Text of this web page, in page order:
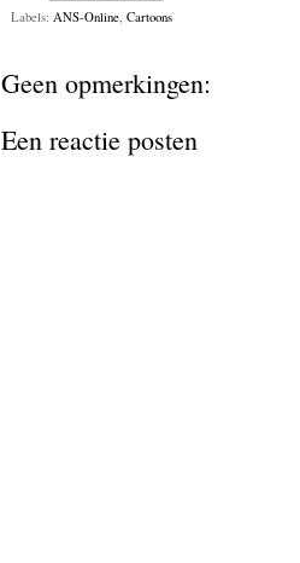
Labels: ANS-Online, Cartoons
Geen opmerkingen:
Een reactie posten